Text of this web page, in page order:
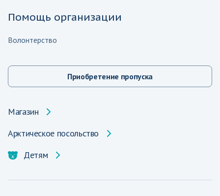
Помощь организации
Волонтерство
Приобретение пропуска
Магазин
Арктическое посольство
Детям